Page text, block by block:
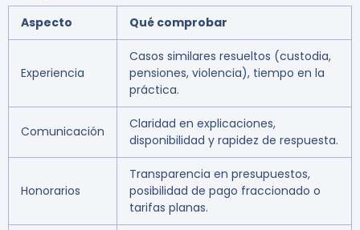
Aspecto Qué comprobar
Experiencia
Casos similares resueltos (custodia,
pensiones, violencia), tiempo en la
práctica.
Comunicación
Claridad en explicaciones,
disponibilidad y rapidez de respuesta.
Honorarios
Transparencia en presupuestos,
posibilidad de pago fraccionado o
tarifas planas.